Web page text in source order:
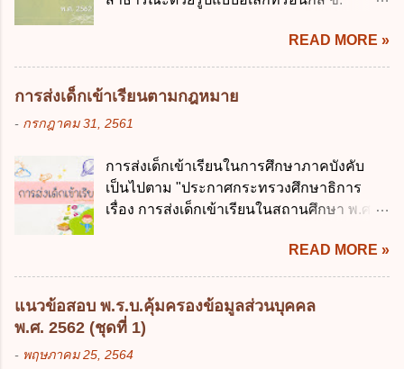
เพื่อการนำไปใช้จ่ายตามวัตถุประสงค์หรือเพื่อ
ข้อใด ก. เป็นไปตามความต้องการของชุมชน
ข. เพื่อป็นรายได้ขององค์กรปกครองส่วนท้อง
ถิ่น ค. มีเหตุจำเป็นหรือเหตุฉุกเฉินที่มิอาจหลีก
ปานกลางที่คณะรัฐมนตรีเห็นชอบแล้วไปใช้
ประกอบการพิจารณาในเรื่องต่อไปนี้ ยกเว้น
ข้อใด ก. การจัดเก็บหรือหารายได้ ข. การ
การบริหารงาน การให้บริการ การบูรณาการ
ข้อมูลภาครัฐ ค. วิธีการนำสัญลักษณ์ศูนย์และ
หนึ่ง เพื่อใช้สร้างระบบต่าง ๆ ง. สำนักงาน
พัฒนารัฐบาลดิจิทัล (องค์การมหาชน) ข้อ 2
การบริหารงานภาครัฐและการจัดทำบริการ
ดังต่อไปนี้ ยกเว้น ข้อใด ก. ให้มีการใช้ระบบ
ดิจิทัลอย่างคุ้มค่าและเต็มศักยภาพ ข. พัฒนา
โครงสร้างพื้นฐานด้านดิจิทัลที่จำเป็นให้เป็นไป
เครือข่ายดิจิทัล ง. เพิ่มประสิทธิภาคในการใช้
จ่ายงบประมาณให้เกิดความคุ้มค่าและเป็นไป
ตามเป้าหมาย ข้อ 3 ข้อใดกล่าวได้ถูกต้องที่สุด
เกี่ยวกับ "แผนพัฒนารัฐบาลดิจิทัล" ก. เป็นธร
READ MORE »
การส่งเด็กเข้าเรียนตามกฎหมาย
- กรกฎาคม 31, 2561
การส่งเด็กเข้าเรียนในการศึกษาภาคบังคับ
เป็นไปตาม "ประกาศกระทรวงศึกษาธิการ
เรื่อง การส่งเด็กเข้าเรียนในสถานศึกษา พ.ศ.
เรื่อง หลักเกณฑ์และวิธีการปฏิบัติสำหรับผู้ที่
มิใช่ผู้ปกครองซึ่งมีเด็กที่มีอายุในเกณฑ์การ
ศึกษาภาคบังคับอาศัยอยู่" ออกตามความใน
พระราชบัญญัติการศึกษาภาคบังคับ พ.ศ.
2545 ซึ่งเป็นกฎหมายที่มีโทษทางอาญา โดย
มีสาระสำคัญดังนี้ 1. คำว่า "เด็ก" หมายถึง เด็ก
READ MORE »
แนวข้อสอบ พ.ร.บ.คุ้มครองข้อมูลส่วนบุคคล
พ.ศ. 2562 (ชุดที่ 1)
- พฤษภาคม 25, 2564